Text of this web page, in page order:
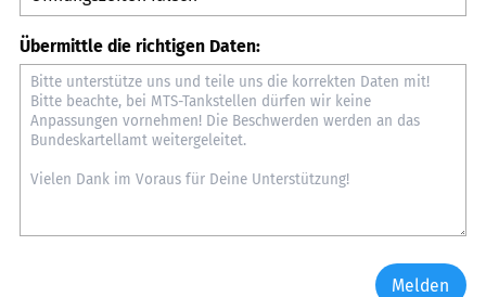
Übermittle die richtigen Daten:
Melden